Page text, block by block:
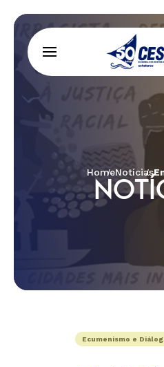
HomeNotícias
Ecumenismo e